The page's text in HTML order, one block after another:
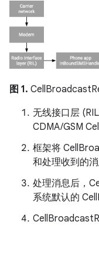
图 1.
无线接口层
CDMA/GSM
框架将
和处理收到的消
处理消息后，
系统默认的